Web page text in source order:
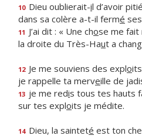
10 Dieu oublierait-il d’avoir
dans sa colère a-t-il fermé
11 J’ai dit : « Une chose me fait
la droite du Très-Haut a
12 Je me souviens des explo
je rappelle ta merveille de
13 je me redis tous tes hauts
sur tes exploits je médite.
14 Dieu, la sainteté est ton